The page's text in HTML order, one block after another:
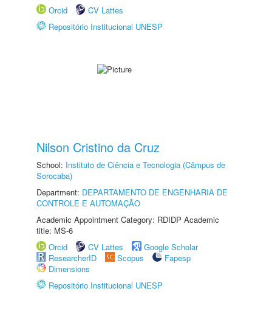
Orcid
CV Lattes
Repositório Institucional UNESP
Nilson Cristino da Cruz
School: Instituto de Ciência e Tecnologia (Câmpus de
Sorocaba)
Department: DEPARTAMENTO DE ENGENHARIA DE
CONTROLE E AUTOMAÇÃO
Academic Appointment Category: RDIDP Academic
title: MS-6
Orcid
CV Lattes
Google Scholar
ResearcherID
Scopus
Fapesp
Dimensions
Repositório Institucional UNESP